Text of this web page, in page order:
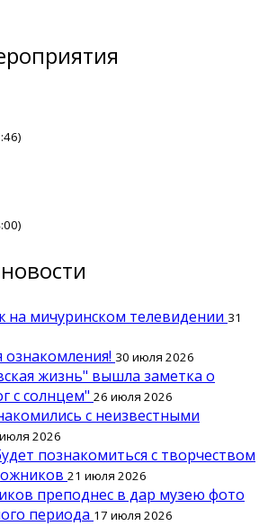
мичуринском телевидении 31
30 июля 2026
жизнь" вышла заметка о
с солнцем" 26 июля 2026
с неизвестными
2026
познакомиться с творчеством
21 июля 2026
преподнес в дар музею фото
периода 17 июля 2026